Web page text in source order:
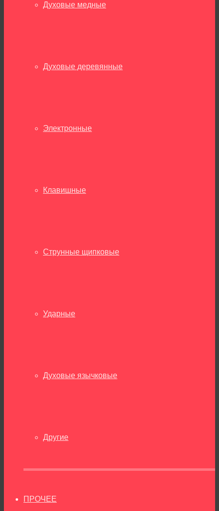
Духовые медные
Духовые деревянные
Электронные
Клавишные
Струнные щипковые
Ударные
Духовые язычковые
Другие
ПРОЧЕЕ